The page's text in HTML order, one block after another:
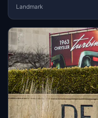
Landmark